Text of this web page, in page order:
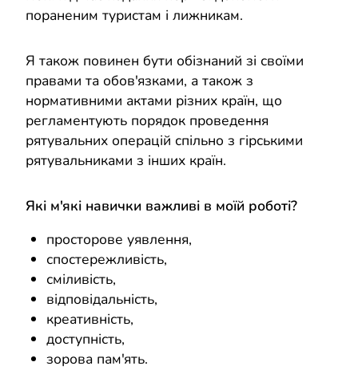
пораненим туристам і лижникам.
Я також повинен бути обізнаний зі своїми
правами та обов'язками, а також з
нормативними актами різних країн, що
регламентують порядок проведення
рятувальних операцій спільно з гірськими
рятувальниками з інших країн.
Які м'які навички важливі в моїй роботі?
просторове уявлення,
спостережливість,
сміливість,
відповідальність,
креативність,
доступність,
зорова пам'ять.